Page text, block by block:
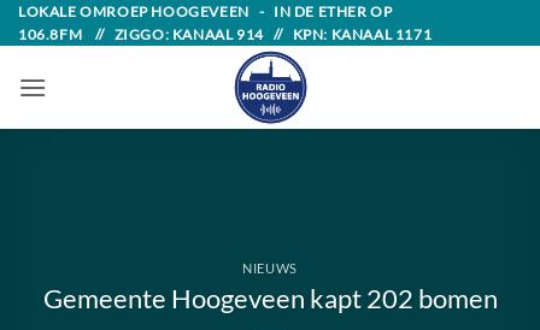
Skip
to
content
LOKALE OMROEP HOOGEVEEN - IN DE ETHER OP
106.8FM // ZIGGO: KANAAL 914 // KPN: KANAAL 1171
NIEUWS
Gemeente Hoogeveen kapt 202 bomen